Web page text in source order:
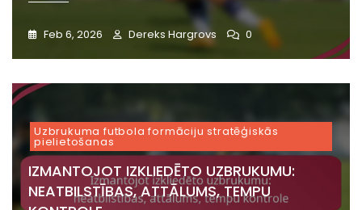
Feb 6, 2026 Dereks Hargrovs 0
Uzbrukuma futbola formāciju stratēģiskās
pielietošanas
IZMANTOJOT IZKLIEDĒTO UZBRUKUMU:
NEATBILSTĪBAS, ATTĀLUMS, TEMPU